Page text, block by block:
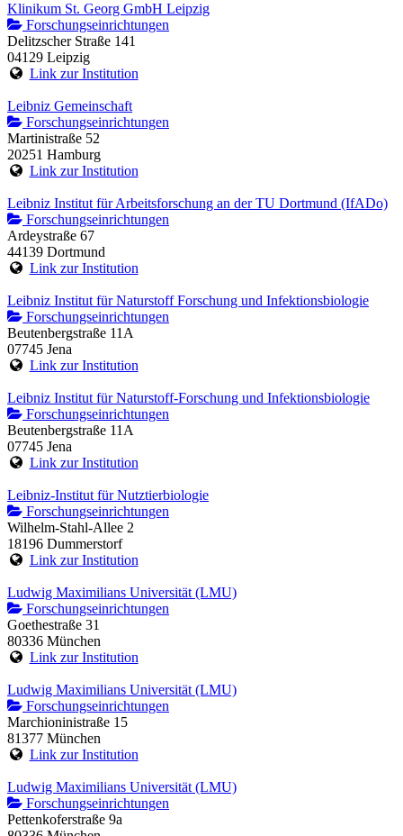
Klinikum St. Georg GmbH Leipzig
Forschungseinrichtungen
Delitzscher Straße 141
04129 Leipzig
Link zur Institution
Leibniz Gemeinschaft
Forschungseinrichtungen
Martinistraße 52
20251 Hamburg
Link zur Institution
Leibniz Institut für Arbeitsforschung an der TU Dortmund (IfADo)
Forschungseinrichtungen
Ardeystraße 67
44139 Dortmund
Link zur Institution
Leibniz Institut für Naturstoff Forschung und Infektionsbiologie
Forschungseinrichtungen
Beutenbergstraße 11A
07745 Jena
Link zur Institution
Leibniz Institut für Naturstoff-Forschung und Infektionsbiologie
Forschungseinrichtungen
Beutenbergstraße 11A
07745 Jena
Link zur Institution
Leibniz-Institut für Nutztierbiologie
Forschungseinrichtungen
Wilhelm-Stahl-Allee 2
18196 Dummerstorf
Link zur Institution
Ludwig Maximilians Universität (LMU)
Forschungseinrichtungen
Goethestraße 31
80336 München
Link zur Institution
Ludwig Maximilians Universität (LMU)
Forschungseinrichtungen
Marchioninistraße 15
81377 München
Link zur Institution
Ludwig Maximilians Universität (LMU)
Forschungseinrichtungen
Pettenkoferstraße 9a